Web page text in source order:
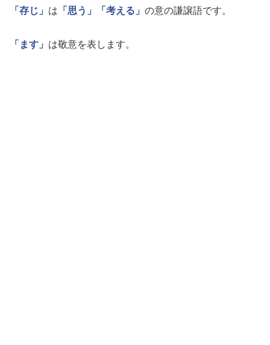
「存じ」 は 「思う」 「考える」 の意の謙譲語です。
「ます」 は敬意を表します。